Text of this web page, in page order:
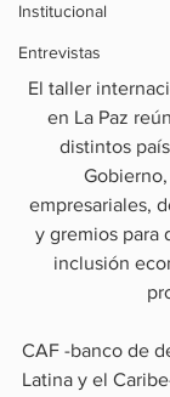
Institucional
Entrevistas
El taller
en La Paz
distintos
empresariales,
y gremios para
inclusión
CAF -banco de
Latina y el